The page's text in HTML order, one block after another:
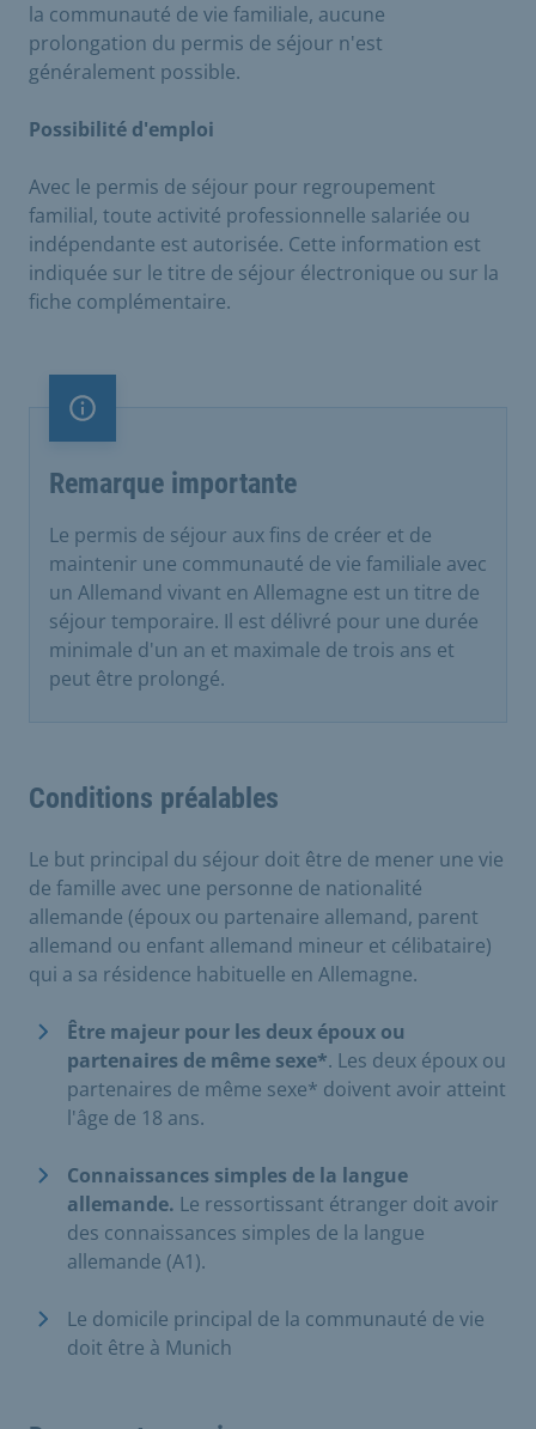
la communauté de vie familiale, aucune
prolongation du permis de séjour n'est
généralement possible.
Possibilité d'emploi
Avec le permis de séjour pour regroupement
familial, toute activité professionnelle salariée ou
indépendante est autorisée. Cette information est
indiquée sur le titre de séjour électronique ou sur la
fiche complémentaire.
Remarque importante
Remarque importante
Le permis de séjour aux fins de créer et de
maintenir une communauté de vie familiale avec
un Allemand vivant en Allemagne est un titre de
séjour temporaire. Il est délivré pour une durée
minimale d'un an et maximale de trois ans et
peut être prolongé.
Conditions préalables
Le but principal du séjour doit être de mener une vie
de famille avec une personne de nationalité
allemande (époux ou partenaire allemand, parent
allemand ou enfant allemand mineur et célibataire)
qui a sa résidence habituelle en Allemagne.
Être majeur pour les deux époux ou
partenaires de même sexe*. Les deux époux ou
partenaires de même sexe* doivent avoir atteint
l'âge de 18 ans.
Connaissances simples de la langue
allemande. Le ressortissant étranger doit avoir
des connaissances simples de la langue
allemande (A1).
Le domicile principal de la communauté de vie
doit être à Munich